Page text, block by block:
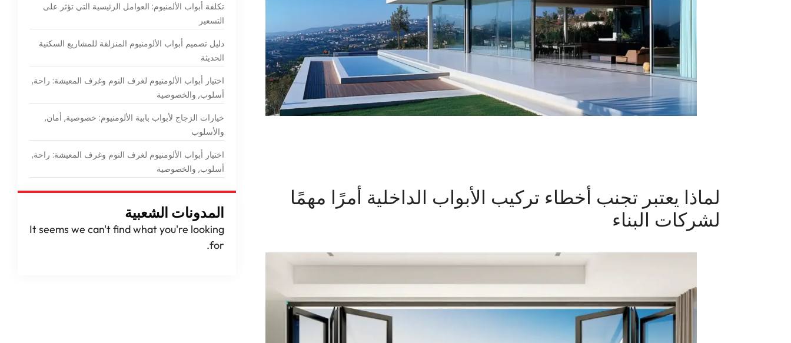
لماذا يعتبر تجنب أخطاء تركيب الأبواب الداخلية أمرًا مهمًا
لشركات البناء
تكلفة أبواب الألمنيوم: العوامل الرئيسية التي تؤثر على
التسعير
دليل تصميم أبواب الألومنيوم المنزلقة للمشاريع السكنية
الحديثة
اختيار أبواب الألومنيوم لغرف النوم وغرف المعيشة: راحة,
أسلوب, والخصوصية
خيارات الزجاج لأبواب بابية الألومنيوم: خصوصية, أمان,
والأسلوب
اختيار أبواب الألومنيوم لغرف النوم وغرف المعيشة: راحة,
أسلوب, والخصوصية
المدونات الشعبية
It seems we can't find what you're looking
for
.